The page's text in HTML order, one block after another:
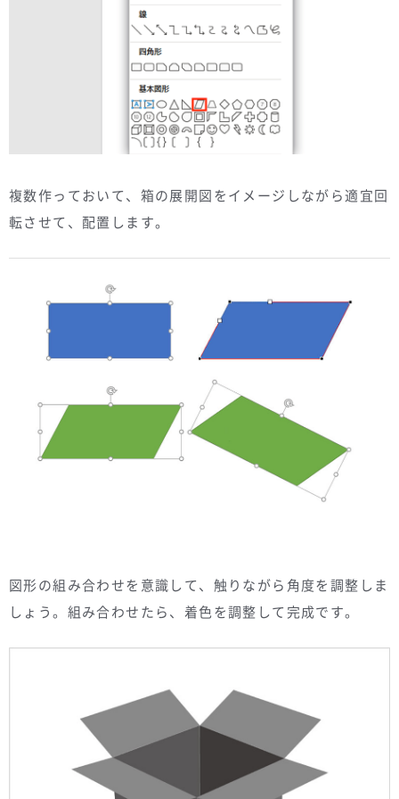
複数作っておいて、箱の展開図をイメージしながら適宜回
転させて、配置します。
図形の組み合わせを意識して、触りながら角度を調整しま
しょう。組み合わせたら、着色を調整して完成です。